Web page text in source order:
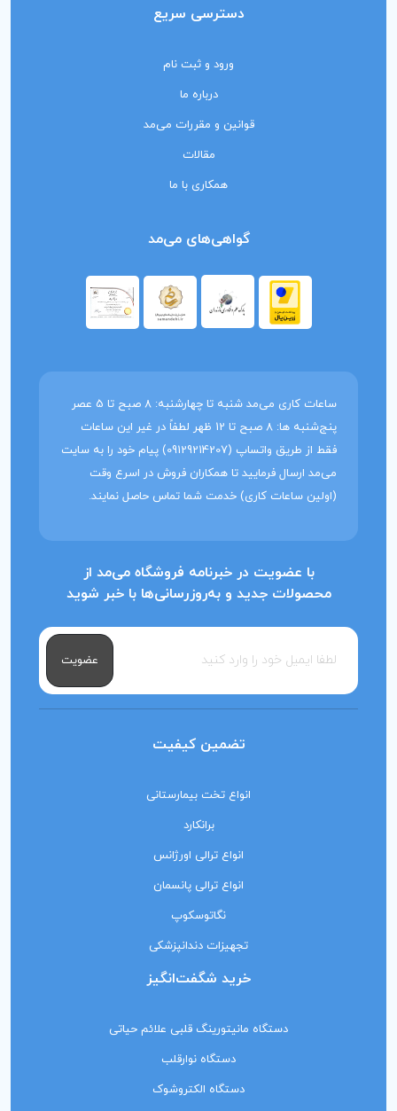
دسترسی سریع
ورود و ثبت نام
درباره ما
قوانین و مقررات می‌مد
مقالات
همکاری با ما
گواهی‌های می‌مد
ساعات کاری می‌مد شنبه تا چهارشنبه: 8 صبح تا 5 عصر
پنج‌شنبه ها: 8 صبح تا 12 ظهر لطفاً در غیر این ساعات
فقط از طریق واتساپ (09129214207) پیام خود را به سایت
می‌مد ارسال فرمایید تا همکاران فروش در اسرع وقت
(اولین ساعات کاری) خدمت شما تماس حاصل نمایند.
با عضویت در خبرنامه فروشگاه می‌مد از
محصولات جدید و به‌روزرسانی‌ها با خبر شوید
عضویت
تضمین کیفیت
انواع تخت بیمارستانی
برانکارد
انواع ترالی اورژانس
انواع ترالی پانسمان
نگاتوسکوپ
تجهیزات دندانپزشکی
خرید شگفت‌انگیز
دستگاه مانیتورینگ‌ قلبی علائم حیاتی
دستگاه نوارقلب
دستگاه الکتروشوک